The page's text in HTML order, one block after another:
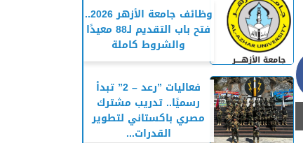
وظائف جامعة الأزهر 2026..
فتح باب التقديم لـ88 معيدًا
والشروط كاملة
فعاليات ”رعد – 2” تبدأ
رسميًا.. تدريب مشترك
مصري باكستاني لتطوير
القدرات...